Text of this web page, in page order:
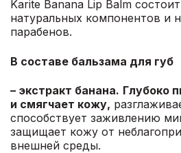
Karite Banana Lip Balm
натуральных компонентов и
парабенов.
В составе бальзама для губ
– экстракт банана. Глубоко
и смягчает кожу,
способствует заживлению
защищает кожу от
внешней среды.